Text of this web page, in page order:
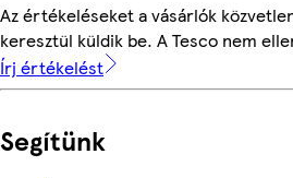
Az értékeléseket a vásárlók
keresztül küldik be. A Tesco nem
Írj értékelést
Segítünk